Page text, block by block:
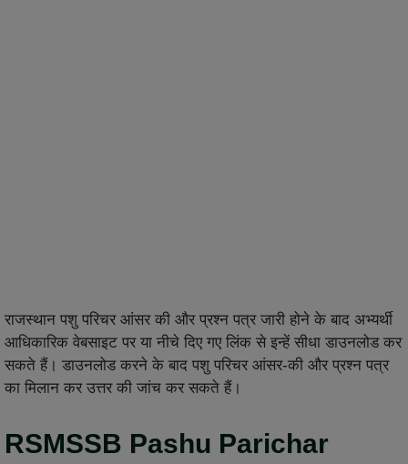
राजस्थान पशु परिचर आंसर की और प्रश्न पत्र जारी होने के बाद अभ्यर्थी
आधिकारिक वेबसाइट पर या नीचे दिए गए लिंक से इन्हें सीधा डाउनलोड कर
सकते हैं। डाउनलोड करने के बाद पशु परिचर आंसर-की और प्रश्न पत्र
का मिलान कर उत्तर की जांच कर सकते हैं।
RSMSSB Pashu Parichar